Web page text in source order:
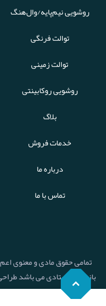
روشویی نیم‌پایه/وال‌هنگ
توالت فرنگی
توالت زمینی
روشویی روکابینتی
بلاگ
خدمات فروش
درباره ما
تماس با ما
تمامی حقوق مادی و معنوی
بازرگانی استادی می باشد